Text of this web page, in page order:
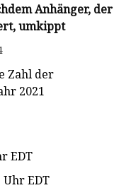
Anhänger, der
umkippt
Zahl der
2021
EDT
EDT